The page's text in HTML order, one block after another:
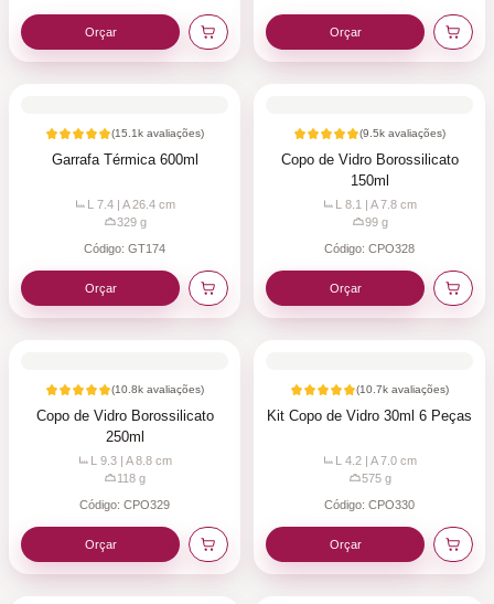
Orçar Orçar
(15.1k avaliações)
Garrafa Térmica 600ml
L 7.4 | A 26.4 cm
329g
Código: GT174
Orçar
(9.5k avaliações)
Copo de Vidro Borossilicato
150ml
L 8.1 | A 7.8 cm
99g
Código: CPO328
Orçar
(10.8k avaliações)
Copo de Vidro Borossilicato
250ml
L 9.3 | A 8.8 cm
118 g
Código: CPO329
Orçar
(10.7k avaliações)
Kit Copo de Vidro 30ml 6 Peças
L 4.2 | A 7.0 cm
575g
Código: CPO330
Orçar